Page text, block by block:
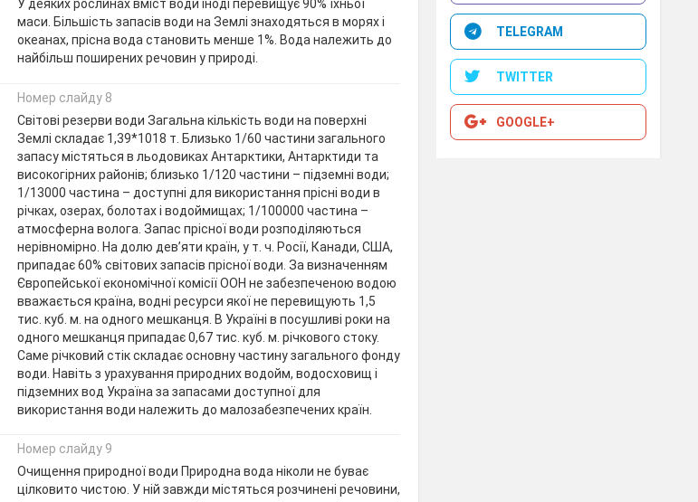
У деяких рослинах вміст води іноді перевищує 90% їхньої
маси. Більшість запасів води на Землі знаходяться в морях і
океанах, прісна вода становить менше 1%. Вода належить до
найбільш поширених речовин у природі.
Номер слайду 8
Світові резерви води Загальна кількість води на поверхні
Землі складає 1,39*1018 т. Близько 1/60 частини загального
запасу містяться в льодовиках Антарктики, Антарктиди та
високогірних районів; близько 1/120 частини – підземні води;
1/13000 частина – доступні для використання прісні води в
річках, озерах, болотах і водоймищах; 1/100000 частина –
атмосферна волога. Запас прісної води розподіляються
нерівномірно. На долю дев’яти країн, у т. ч. Росії, Канади, США,
припадає 60% світових запасів прісної води. За визначенням
Європейської економічної комісії ООН не забезпеченою водою
вважається країна, водні ресурси якої не перевищують 1,5
тис. куб. м. на одного мешканця. В Україні в посушливі роки на
одного мешканця припадає 0,67 тис. куб. м. річкового стоку.
Саме річковий стік складає основну частину загального фонду
води. Навіть з урахування природних водойм, водосховищ і
підземних вод Україна за запасами доступної для
використання води належить до малозабезпечених країн.
Номер слайду 9
Очищення природної води Природна вода ніколи не буває
цілковито чистою. У ній завжди містяться розчинені речовини,
TELEGRAM
TWITTER
GOOGLE+